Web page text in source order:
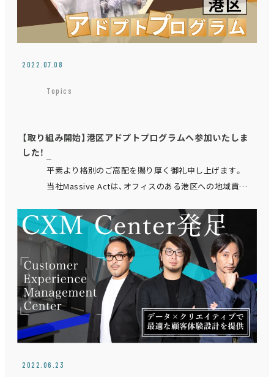
2022.07.08
Topics
【取り組み開始】港区アドプトプログラムへ参加いたしま
した！
平素より格別のご高配を賜り厚く御礼申し上げます。
当社Massive Actは、オフィスのある港区への地域貢献
ラムへの参画をすることといたしました。 …
2022.06.23